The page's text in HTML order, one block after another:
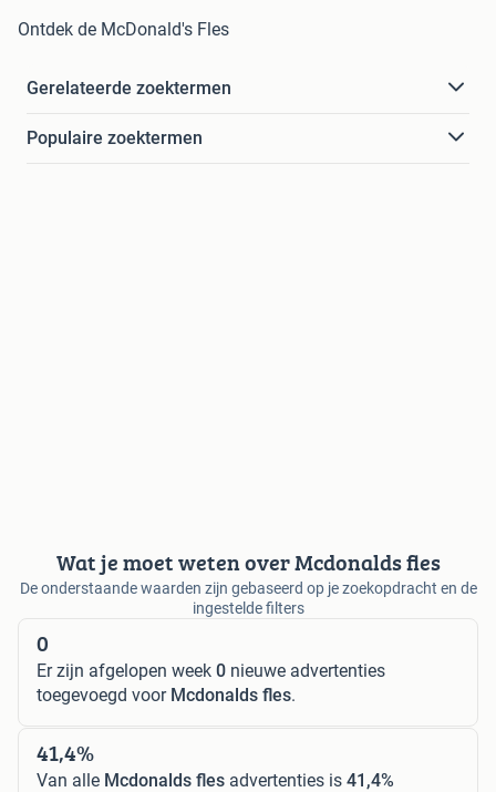
Ontdek de McDonald's Fles
Gerelateerde zoektermen
Populaire zoektermen
Wat je moet weten over Mcdonalds fles
De onderstaande waarden zijn gebaseerd op je zoekopdracht en de
ingestelde filters
0
Er zijn afgelopen week 0 nieuwe advertenties
toegevoegd voor Mcdonalds fles.
41,4%
Van alle Mcdonalds fles advertenties is 41,4%